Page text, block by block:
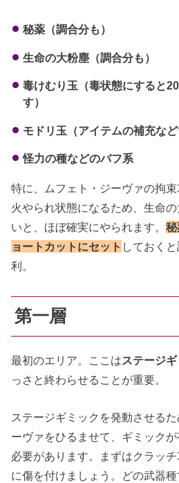
秘薬（調合分も）
生命の大粉塵（調合分も）
毒けむり玉（毒状態にすると
す）
モドリ玉（アイテムの補充など
怪力の種などのバフ系
特に、ムフェト・ジーヴァの拘
火やられ状態になるため、生命
いと、ほぼ確実にやられます。
ョートカットにセット しておく
利。
第一層
最初のエリア。ここはステージ
っさと終わらせることが重要。
ステージギミックを発動させる
ーヴァをひるませて、ギミック
必要があります。まずはクラッ
に傷を付けましょう。どの武器